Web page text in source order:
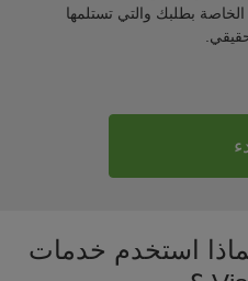
بطلبك والتي تستلمها
استخدم خدمات